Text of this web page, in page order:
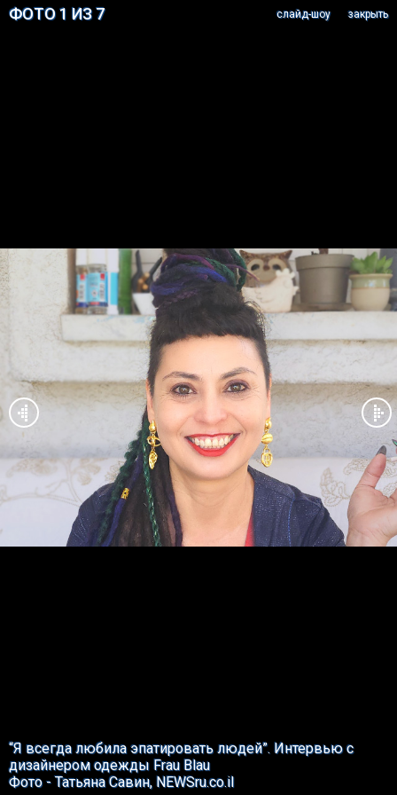
ФОТО 1 ИЗ 7 закрыть
cлайд-шоу
“Я всегда любила эпатировать людей”. Интервью с
дизайнером одежды Frau Blau
Фото - Татьяна Савин, NEWSru.co.il